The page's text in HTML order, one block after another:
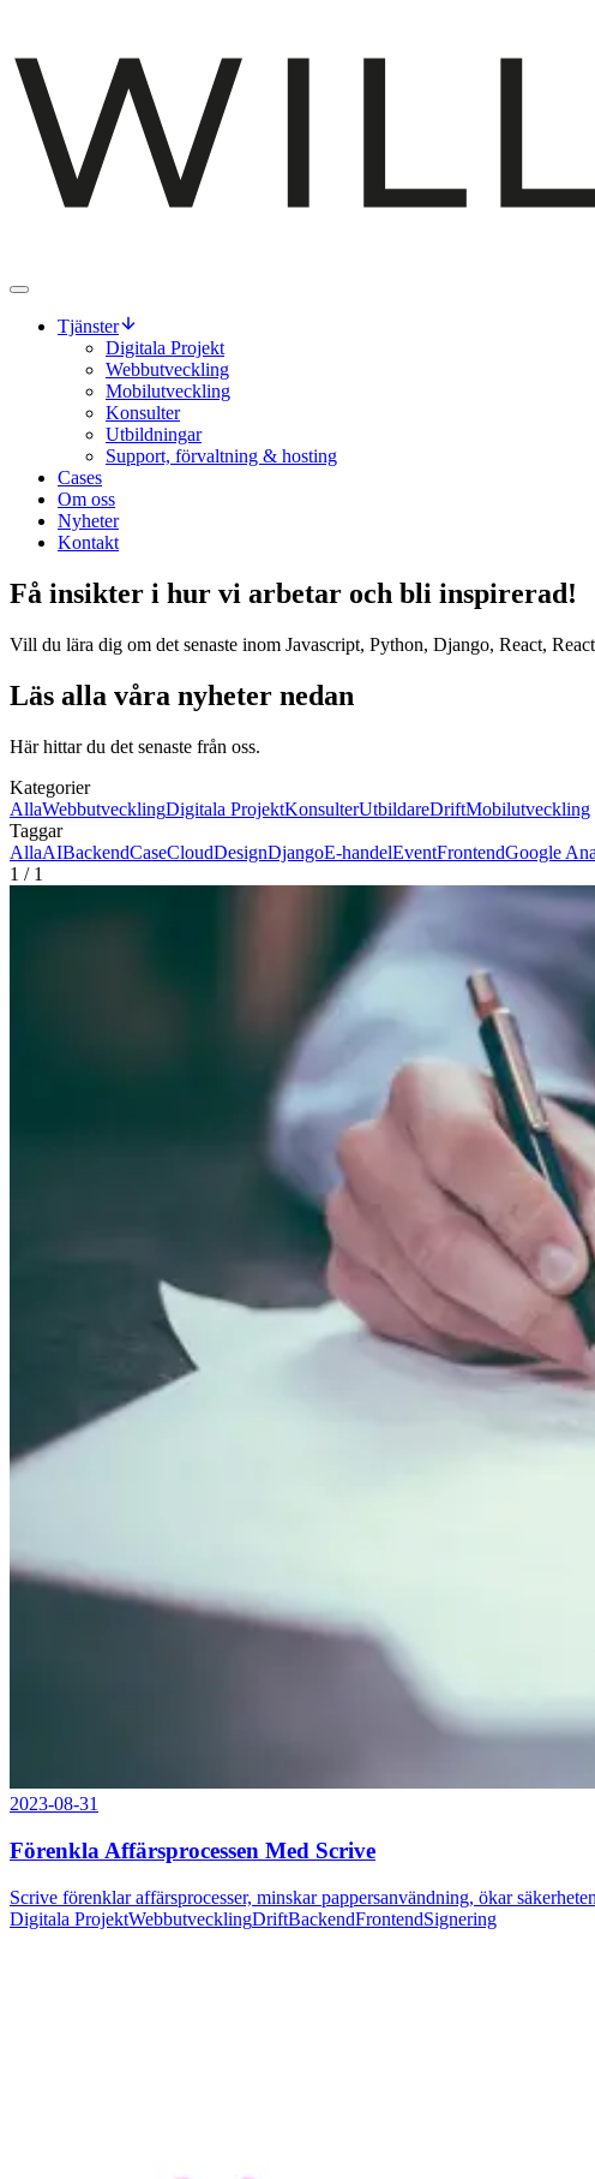
Tjänster
Digitala Projekt
Webbutveckling
Mobilutveckling
Konsulter
Utbildningar
Support, förvaltning & hosting
Cases
Om oss
Nyheter
Kontakt
Få insikter i hur vi arbetar och bli inspirerad!
Vill du lära dig om det senaste inom Javascript, Python, Django, React,
Läs alla våra nyheter nedan
Här hittar du det senaste från oss.
Kategorier
AllaWebbutvecklingDigitala ProjektKonsulterUtbildareDriftMobilutveckling
Taggar
AllaAIBackendCaseCloudDesignDjangoE-handelEventFrontendGoogle
1 / 1
2023-08-31
Förenkla Affärsprocessen Med Scrive
Scrive förenklar affärsprocesser, minskar pappersanvändning, ökar
Digitala ProjektWebbutvecklingDriftBackendFrontendSignering